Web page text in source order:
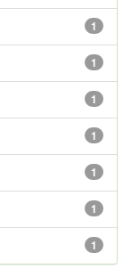
1
1
1
1
1
1
1